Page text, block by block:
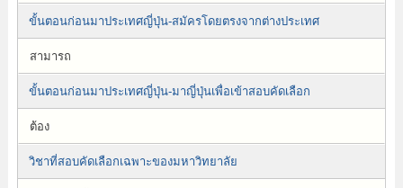
ขั้นตอนก่อนมาประเทศญี่ปุ่น-สมัครโดยตรงจากต่างประเทศ
สามารถ
ขั้นตอนก่อนมาประเทศญี่ปุ่น-มาญี่ปุ่นเพื่อเข้าสอบคัดเลือก
ต้อง
วิชาที่สอบคัดเลือกเฉพาะของมหาวิทยาลัย